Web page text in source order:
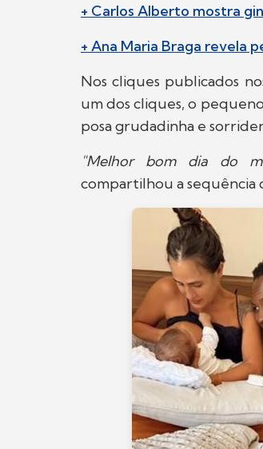
+ Carlos Alberto mostra
+ Ana Maria Braga revela
Nos cliques publicados
um dos cliques, o
posa grudadinha e
"Melhor bom dia do
compartilhou a sequência